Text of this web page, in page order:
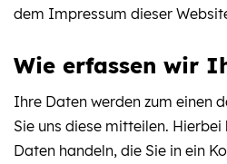
dem Impressum dieser
Wie erfassen wir
Ihre Daten werden zum einen
Sie uns diese mitteilen. Hierbei
Daten handeln, die Sie in ein